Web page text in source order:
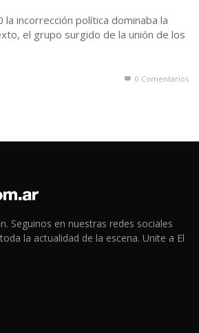
la incorrección política dominaba la
el grupo surgido de la unión de los
0 Comentarios
Seguinos en nuestras redes sociales
la actualidad de la escena. Unite a El